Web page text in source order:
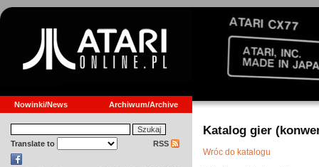
Nowinki/News Archiwum/Archive
Translate to RSS
Katalog gier
Wróc do katalogu